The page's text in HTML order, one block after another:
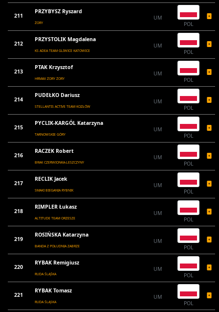
211
PRZYBYSZ Ryszard
ŻORY
UM
POL
212
PRZYSTOLIK Magdalena
KS ADEA TEAM GLIWICE KATOWICE
UM
POL
213
PTAK Krzysztof
HRMAX ŻORY ŻORY
UM
POL
214
PUDEŁKO Dariusz
STELLANTIS ACTIVE TEAM KOZŁÓW
UM
POL
215
PYCLIK-KARGÓL Katarzyna
TARNOWSKIE GÓRY
UM
POL
216
RACZEK Robert
BRAK CZERWIONKA-LESZCZYNY
UM
POL
217
RECLIK Jacek
SMAKI BIEGANIA RYBNIK
UM
POL
218
RIMPLER Łukasz
ALTITUDE TEAM ORZESZE
UM
POL
219
ROSIŃSKA Katarzyna
BANDA Z POŁUDNIA ZABRZE
UM
POL
220
RYBAK Remigiusz
RUDA ŚLĄŚKA
UM
POL
221
RYBAK Tomasz
RUDA ŚLĄSKA
UM
POL